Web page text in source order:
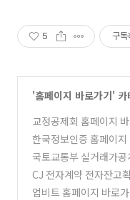
5 구독
'홈페이지 바로가기' 카
교정공제회 홈페이지
cmaa.or.kr)
(4)
한국정보인증 홈페이
w.signgate.com) (1)
국토교통부 실거래가
s://rt.molit.go.kr)
CJ 전자계약 전자잔고
ps://
업비트 홈페이지 바